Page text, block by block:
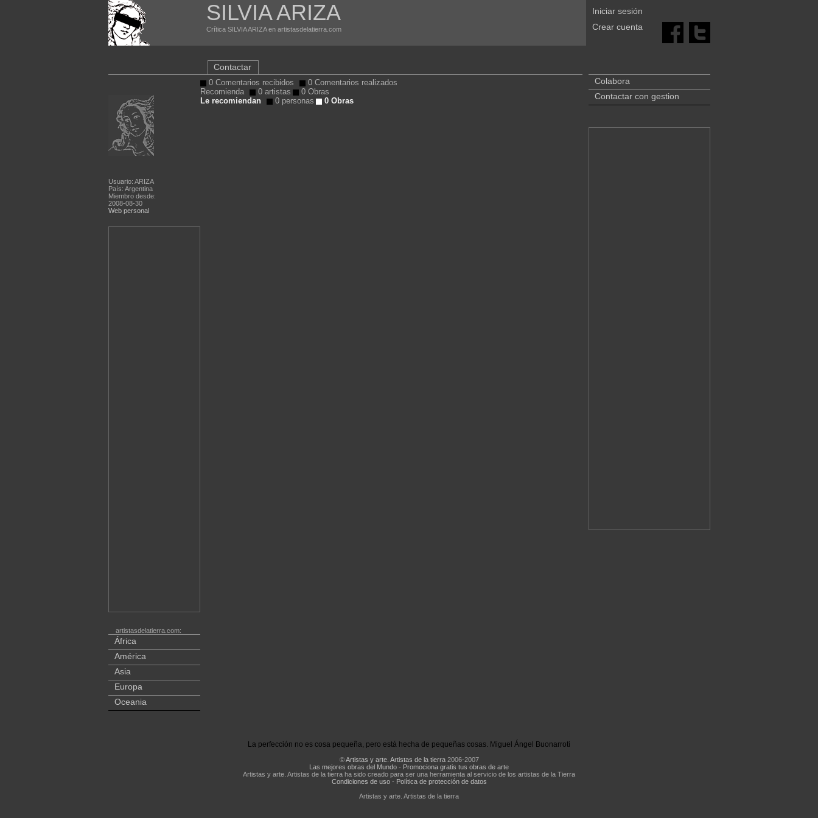
SILVIA ARIZA
Crítica SILVIA ARIZA en artistasdelatierra.com
Iniciar sesión
Crear cuenta
Usuario: ARIZA
País: Argentina
Miembro desde:
2008-08-30
Web personal
artistasdelatierra.com:
África
América
Asia
Europa
Oceania
Contactar
0 Comentarios recibidos
0 Comentarios realizados
Recomienda
0 artistas
0 Obras
Le recomiendan
0 personas 0 Obras
Colabora
Contactar con gestion
La perfección no es cosa pequeña, pero está hecha de pequeñas cosas. Miguel Ángel Buonarroti
©Artistas y arte. Artistas de la tierra2006-2007
Las mejores obras del Mundo - Promociona gratis tus obras de arte
Artistas y arte. Artistas de la tierra ha sido creado para ser una herramienta al servicio de los artistas de la Tierra
Condiciones de uso- Política de protección de datos
Artistas y arte. Artistas de la tierra